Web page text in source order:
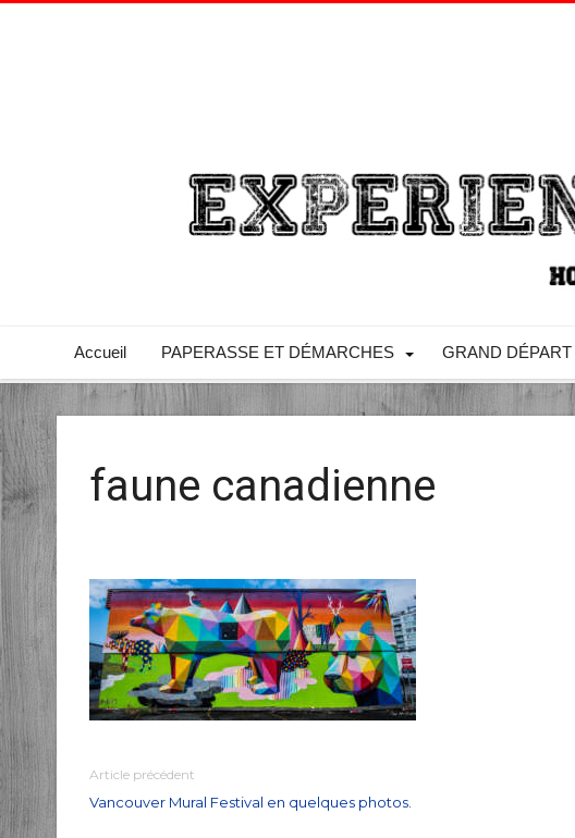
Accueil PAPERASSE ET DÉMARCHES GRAND DÉPART
faune canadienne
Article précédent
Vancouver Mural Festival en quelques photos.